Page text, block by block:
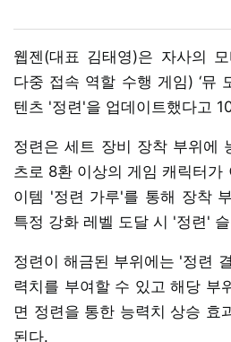
웹젠(대표 김태영)은 자사의
다중 접속 역할 수행 게임) ‘뮤
텐츠 '정련'을 업데이트했다고
정련은 세트 장비 장착 부위에
츠로 8환 이상의 게임 캐릭터가
이템 '정련 가루'를 통해 장착
특정 강화 레벨 도달 시 '정련'
정련이 해금된 부위에는 '정련
력치를 부여할 수 있고 해당 부
면 정련을 통한 능력치 상승 효
된다.